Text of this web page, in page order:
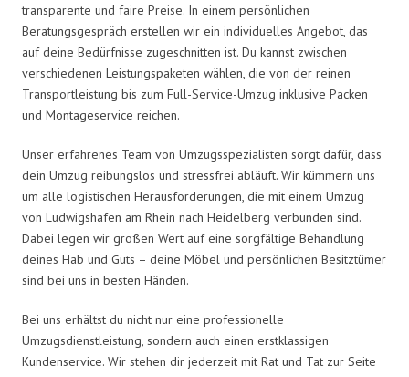
transparente und faire Preise. In einem persönlichen
Beratungsgespräch erstellen wir ein individuelles Angebot, das
auf deine Bedürfnisse zugeschnitten ist. Du kannst zwischen
verschiedenen Leistungspaketen wählen, die von der reinen
Transportleistung bis zum Full-Service-Umzug inklusive Packen
und Montageservice reichen.
Unser erfahrenes Team von Umzugsspezialisten sorgt dafür, dass
dein Umzug reibungslos und stressfrei abläuft. Wir kümmern uns
um alle logistischen Herausforderungen, die mit einem Umzug
von Ludwigshafen am Rhein nach Heidelberg verbunden sind.
Dabei legen wir großen Wert auf eine sorgfältige Behandlung
deines Hab und Guts – deine Möbel und persönlichen Besitztümer
sind bei uns in besten Händen.
Bei uns erhältst du nicht nur eine professionelle
Umzugsdienstleistung, sondern auch einen erstklassigen
Kundenservice. Wir stehen dir jederzeit mit Rat und Tat zur Seite